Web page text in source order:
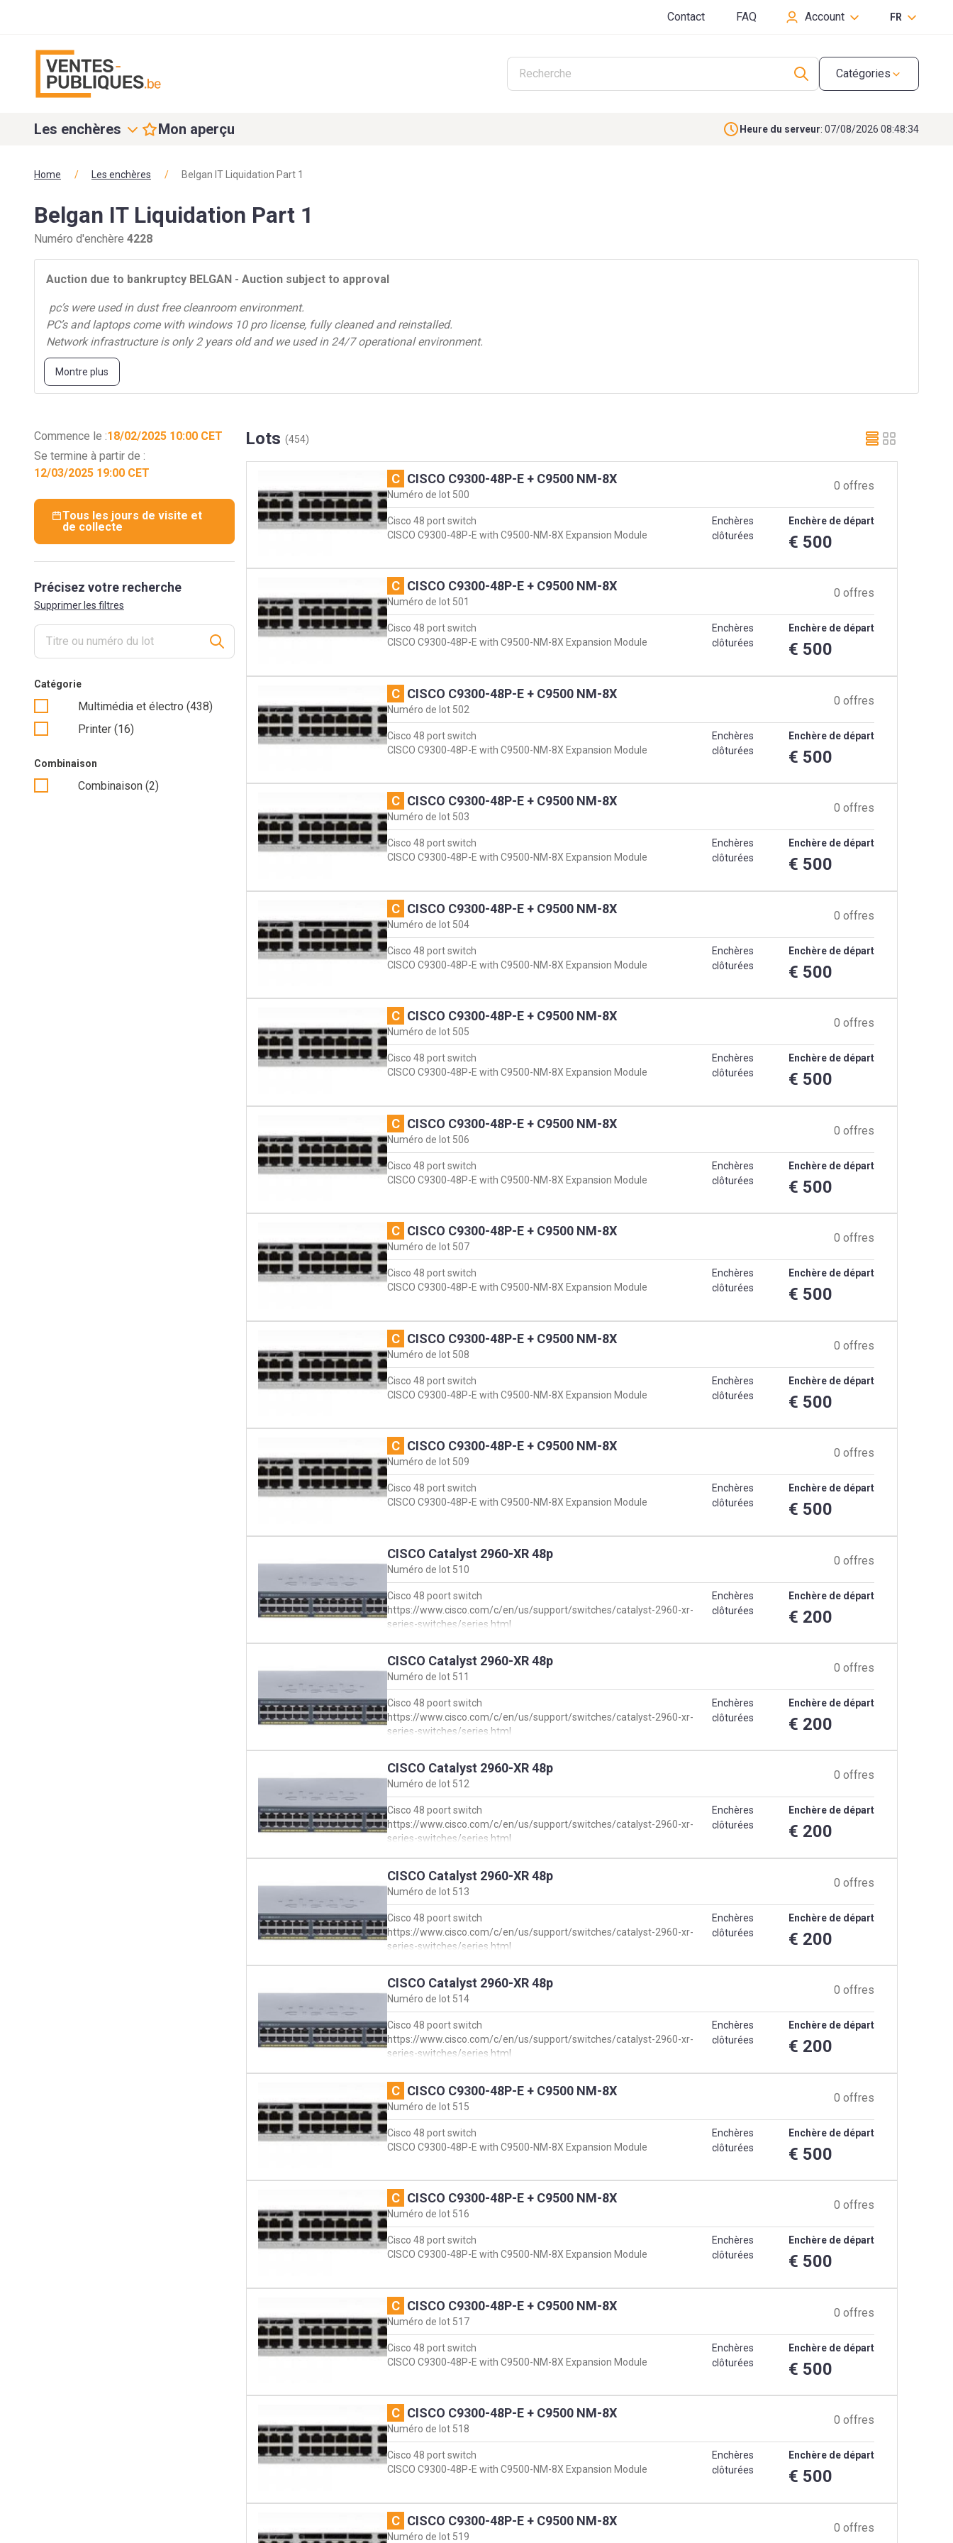
Contact FAQ Account FR
Catégories
Les enchères Mon aperçu Heure du serveur: 07/08/2026 08:48:35
Home / Les enchères / Belgan IT Liquidation Part 1
Belgan IT Liquidation Part 1
Numéro d'enchère 4228
Auction due to bankruptcy BELGAN - Auction subject to approval
pc’s were used in dust free cleanroom environment.
PC’s and laptops come with windows 10 pro license, fully cleaned and reinstalled.
Network infrastructure is only 2 years old and we used in 24/7 operational environment.
Part 1:
Network infrastructure
Monitors
Printers
Server infrastructure
Projectors
Thin Clients
Camera’s
Montre plus
Commence le :18/02/2025 10:00 CET
Se termine à partir de :
12/03/2025 19:00 CET
Tous les jours de visite et
de collecte
Précisez votre recherche
Supprimer les filtres
Catégorie
Multimédia et électro (438)
Printer (16)
Combinaison
Combinaison (2)
Lots(454)
C CISCO C9300-48P-E + C9500 NM-8X
Numéro de lot 500
0 offres
Cisco 48 port switch
CISCO C9300-48P-E with C9500-NM-8X Expansion Module
Enchères
clôturées
Enchère de départ
€ 500
C CISCO C9300-48P-E + C9500 NM-8X
Numéro de lot 501
0 offres
Cisco 48 port switch
CISCO C9300-48P-E with C9500-NM-8X Expansion Module
Enchères
clôturées
Enchère de départ
€ 500
C CISCO C9300-48P-E + C9500 NM-8X
Numéro de lot 502
0 offres
Cisco 48 port switch
CISCO C9300-48P-E with C9500-NM-8X Expansion Module
Enchères
clôturées
Enchère de départ
€ 500
C CISCO C9300-48P-E + C9500 NM-8X
Numéro de lot 503
0 offres
Cisco 48 port switch
CISCO C9300-48P-E with C9500-NM-8X Expansion Module
Enchères
clôturées
Enchère de départ
€ 500
C CISCO C9300-48P-E + C9500 NM-8X
Numéro de lot 504
0 offres
Cisco 48 port switch
CISCO C9300-48P-E with C9500-NM-8X Expansion Module
Enchères
clôturées
Enchère de départ
€ 500
C CISCO C9300-48P-E + C9500 NM-8X
Numéro de lot 505
0 offres
Cisco 48 port switch
CISCO C9300-48P-E with C9500-NM-8X Expansion Module
Enchères
clôturées
Enchère de départ
€ 500
C CISCO C9300-48P-E + C9500 NM-8X
Numéro de lot 506
0 offres
Cisco 48 port switch
CISCO C9300-48P-E with C9500-NM-8X Expansion Module
Enchères
clôturées
Enchère de départ
€ 500
C CISCO C9300-48P-E + C9500 NM-8X
Numéro de lot 507
0 offres
Cisco 48 port switch
CISCO C9300-48P-E with C9500-NM-8X Expansion Module
Enchères
clôturées
Enchère de départ
€ 500
C CISCO C9300-48P-E + C9500 NM-8X
Numéro de lot 508
0 offres
Cisco 48 port switch
CISCO C9300-48P-E with C9500-NM-8X Expansion Module
Enchères
clôturées
Enchère de départ
€ 500
C CISCO C9300-48P-E + C9500 NM-8X
Numéro de lot 509
0 offres
Cisco 48 port switch
CISCO C9300-48P-E with C9500-NM-8X Expansion Module
Enchères
clôturées
Enchère de départ
€ 500
CISCO Catalyst 2960-XR 48p
Numéro de lot 510
0 offres
Cisco 48 poort switch
https://www.cisco.com/c/en/us/support/switches/catalyst-2960-xr-
series-switches/series.html
Enchères
clôturées
Enchère de départ
€ 200
CISCO Catalyst 2960-XR 48p
Numéro de lot 511
0 offres
Cisco 48 poort switch
https://www.cisco.com/c/en/us/support/switches/catalyst-2960-xr-
series-switches/series.html
Enchères
clôturées
Enchère de départ
€ 200
CISCO Catalyst 2960-XR 48p
Numéro de lot 512
0 offres
Cisco 48 poort switch
https://www.cisco.com/c/en/us/support/switches/catalyst-2960-xr-
series-switches/series.html
Enchères
clôturées
Enchère de départ
€ 200
CISCO Catalyst 2960-XR 48p
Numéro de lot 513
0 offres
Cisco 48 poort switch
https://www.cisco.com/c/en/us/support/switches/catalyst-2960-xr-
series-switches/series.html
Enchères
clôturées
Enchère de départ
€ 200
CISCO Catalyst 2960-XR 48p
Numéro de lot 514
0 offres
Cisco 48 poort switch
https://www.cisco.com/c/en/us/support/switches/catalyst-2960-xr-
series-switches/series.html
Enchères
clôturées
Enchère de départ
€ 200
C CISCO C9300-48P-E + C9500 NM-8X
Numéro de lot 515
0 offres
Cisco 48 port switch
CISCO C9300-48P-E with C9500-NM-8X Expansion Module
Enchères
clôturées
Enchère de départ
€ 500
C CISCO C9300-48P-E + C9500 NM-8X
Numéro de lot 516
0 offres
Cisco 48 port switch
CISCO C9300-48P-E with C9500-NM-8X Expansion Module
Enchères
clôturées
Enchère de départ
€ 500
C CISCO C9300-48P-E + C9500 NM-8X
Numéro de lot 517
0 offres
Cisco 48 port switch
CISCO C9300-48P-E with C9500-NM-8X Expansion Module
Enchères
clôturées
Enchère de départ
€ 500
C CISCO C9300-48P-E + C9500 NM-8X
Numéro de lot 518
0 offres
Cisco 48 port switch
CISCO C9300-48P-E with C9500-NM-8X Expansion Module
Enchères
clôturées
Enchère de départ
€ 500
C CISCO C9300-48P-E + C9500 NM-8X
Numéro de lot 519
0 offres